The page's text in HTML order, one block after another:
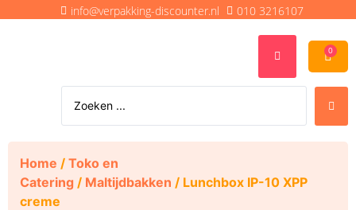
info@verpakking-discounter.nl 010 3216107
0
Home / Toko en
Catering / Maltijdbakken / Lunchbox IP-10 XPP
creme